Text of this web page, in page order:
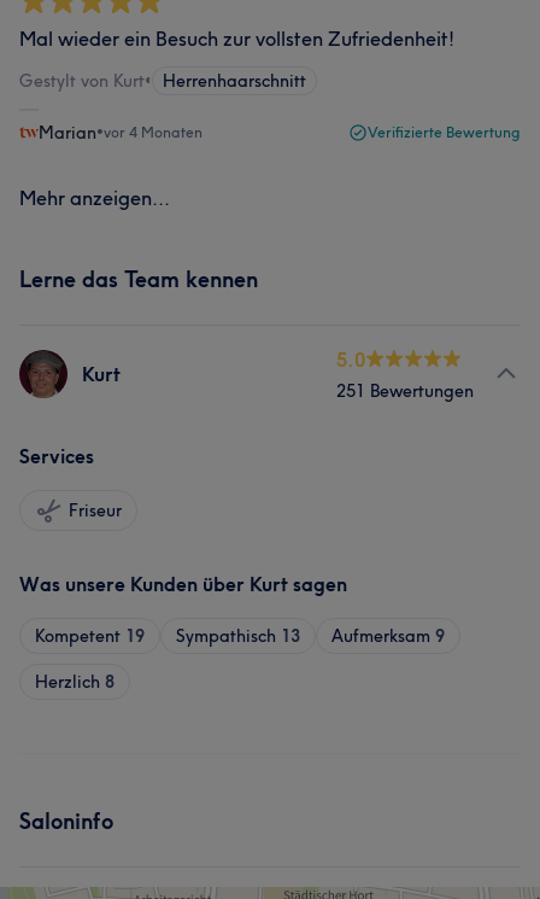
Mal wieder ein Besuch zur vollsten Zufriedenheit!
Gestylt von Kurt• Herrenhaarschnitt
Marian•vor 4 Monaten Verifizierte Bewertung
Mehr anzeigen...
Lerne das Team kennen
Kurt
5.0
251 Bewertungen
Services
Friseur
Was unsere Kunden über Kurt sagen
Kompetent 19 Sympathisch 13 Aufmerksam 9
Herzlich 8
Saloninfo